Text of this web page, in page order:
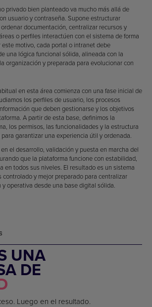
privado bien planteado va mucho más allá de
usuario y contraseña. Supone estructurar
documentación, centralizar recursos y
o perfiles interactúen con el sistema de forma
este motivo, cada portal o intranet debe
una lógica funcional sólida, alineada con la
organización y preparada para evolucionar con
en esta área comienza con una fase inicial de
los perfiles de usuario, los procesos
que deben gestionarse y los objetivos
A partir de esta base, definimos la
los permisos, las funcionalidades y la estructura
garantizar una experiencia útil y ordenada.
el desarrollo, validación y puesta en marcha del
que la plataforma funcione con estabilidad,
en todos sus niveles. El resultado es un sistema
controlado y mejor preparado para centralizar
operativa desde una base digital sólida.
UNA
DE
Luego en el resultado.